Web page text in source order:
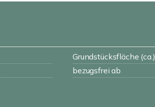
Grundstücksfläche (ca.)
bezugsfrei ab